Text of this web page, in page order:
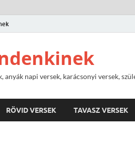
anyák napi versek, karácsonyi versek,
RÖVID VERSEK TAVASZ VERSEK